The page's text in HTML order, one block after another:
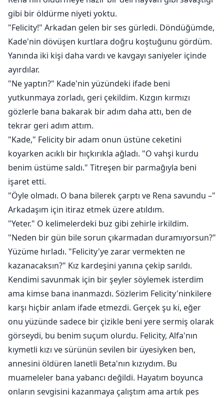
gibi bir öldürme niyeti yoktu.
"Felicity!" Arkadan gelen bir ses gürledi. Döndüğümde,
Kade'nin dövüşen kurtlara doğru koştuğunu gördüm.
Yanında iki kişi daha vardı ve kavgayı saniyeler içinde
ayırdılar.
"Ne yaptın?" Kade'nin yüzündeki ifade beni
yutkunmaya zorladı, geri çekildim. Kızgın kırmızı
gözlerle bana bakarak bir adım daha attı, ben de
tekrar geri adım attım.
"Kade," Felicity bir adam onun üstüne ceketini
koyarken acıklı bir hıçkırıkla ağladı. "O vahşi kurdu
benim üstüme saldı." Titreşen bir parmağıyla beni
işaret etti.
"Öyle olmadı. O bana bilerek çarptı ve Rena savundu –"
Arkadaşım için itiraz etmek üzere atıldım.
"Yeter." O kelimelerdeki buz gibi zehirle irkildim.
"Neden bir gün bile sorun çıkarmadan duramıyorsun?"
Yüzüme hırladı. "Felicity'ye zarar vermekten ne
kazanacaksın?" Kız kardeşini yanına çekip sarıldı.
Kendimi savunmak için bir şeyler söylemek isterdim
ama kimse bana inanmazdı. Sözlerim Felicity'ninkilere
karşı hiçbir anlam ifade etmezdi. Gerçek şu ki, eğer
onu yüzünde sadece bir çizikle beni yere sermiş olarak
görseydi, bu benim suçum olurdu. Felicity, Alfa'nın
kıymetli kızı ve sürünün sevilen bir üyesiyken ben,
annesini öldüren lanetli Beta'nın kızıydım. Bu
muameleler bana yabancı değildi. Hayatım boyunca
onların sevgisini kazanmaya çalıştım ama artık pes